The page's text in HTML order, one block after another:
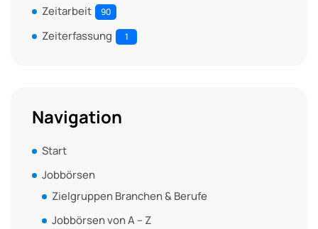
Zeitarbeit 90
Zeiterfassung 1
Navigation
Start
Jobbörsen
Zielgruppen Branchen & Berufe
Jobbörsen von A – Z